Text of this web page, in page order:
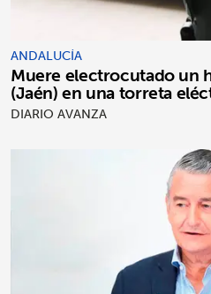
ANDALUCÍA
Muere electrocutado un
(Jaén) en una torreta
DIARIO AVANZA